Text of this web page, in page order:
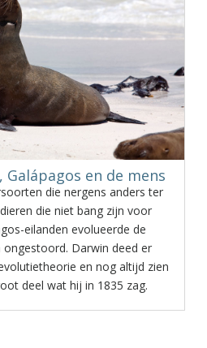
en de mens
die nergens anders ter
die niet bang zijn voor
eilanden evolueerde de
Darwin deed er
en nog altijd zien
deel wat hij in 1835 zag.